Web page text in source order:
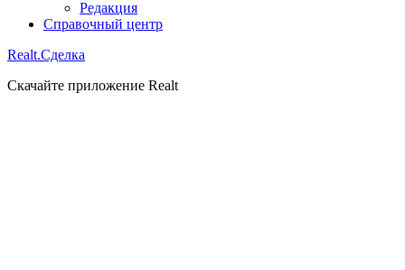
Редакция
Справочный центр
Realt.Сделка
Скачайте приложение Realt